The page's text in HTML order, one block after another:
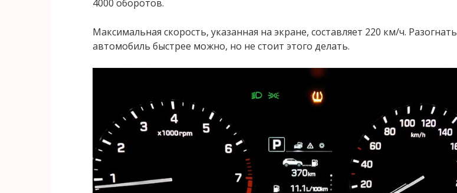
4000 оборотов.
Максимальная скорость, указанная на экране, составляет 220 км/ч. Разогнать
автомобиль быстрее можно, но не стоит этого делать.